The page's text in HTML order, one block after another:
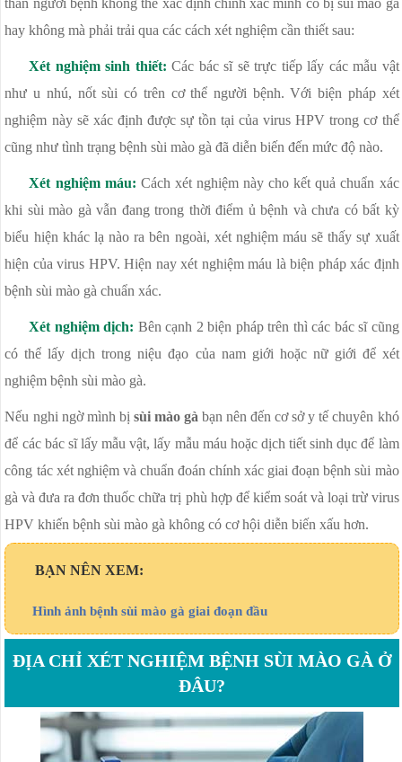
thân người bệnh không thể xác định chính xác mình có bị sùi mào gà
hay không mà phải trải qua các cách xét nghiệm cần thiết sau:
Xét nghiệm sinh thiết: Các bác sĩ sẽ trực tiếp lấy các mẫu vật
như u nhú, nốt sùi có trên cơ thể người bệnh. Với biện pháp xét
nghiệm này sẽ xác định được sự tồn tại của virus HPV trong cơ thể
cũng như tình trạng bệnh sùi mào gà đã diễn biến đến mức độ nào.
Xét nghiệm máu: Cách xét nghiệm này cho kết quả chuẩn xác
khi sùi mào gà vẫn đang trong thời điểm ủ bệnh và chưa có bất kỳ
biểu hiện khác lạ nào ra bên ngoài, xét nghiệm máu sẽ thấy sự xuất
hiện của virus HPV. Hiện nay xét nghiệm máu là biện pháp xác định
bệnh sùi mào gà chuẩn xác.
Xét nghiệm dịch: Bên cạnh 2 biện pháp trên thì các bác sĩ cũng
có thể lấy dịch trong niệu đạo của nam giới hoặc nữ giới để xét
nghiệm bệnh sùi mào gà.
Nếu nghi ngờ mình bị sùi mào gà bạn nên đến cơ sở y tế chuyên khó
để các bác sĩ lấy mẫu vật, lấy mẫu máu hoặc dịch tiết sinh dục để làm
công tác xét nghiệm và chuẩn đoán chính xác giai đoạn bệnh sùi mào
gà và đưa ra đơn thuốc chữa trị phù hợp để kiểm soát và loại trừ virus
HPV khiến bệnh sùi mào gà không có cơ hội diễn biến xấu hơn.
BẠN NÊN XEM:
Hình ảnh bệnh sùi mào gà giai đoạn đầu
ĐỊA CHỈ XÉT NGHIỆM BỆNH SÙI MÀO GÀ Ở
ĐÂU?